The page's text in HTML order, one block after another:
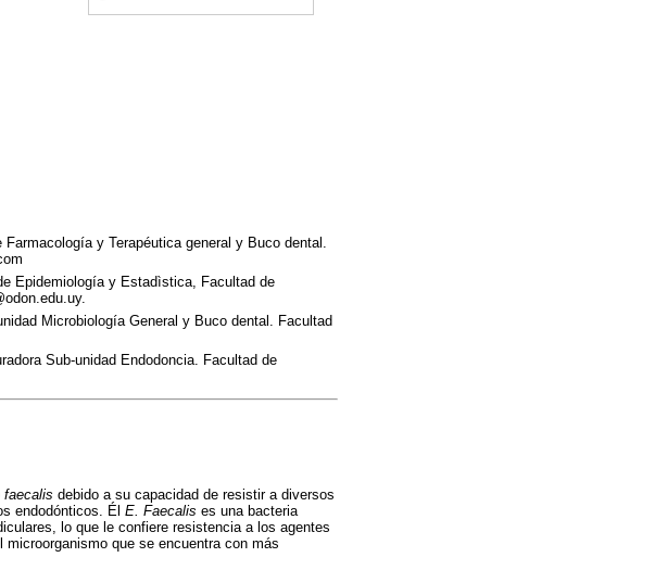
y Terapéutica general y Buco dental.
Epidemiología y Estadìstica, Facultad de
Microbiología General y Buco dental. Facultad
Sub-unidad Endodoncia. Facultad de
faecalis debido a su capacidad de resistir a diversos
endodónticos. Él E. Faecalis es una bacteria
lo que le confiere resistencia a los agentes
que se encuentra con más